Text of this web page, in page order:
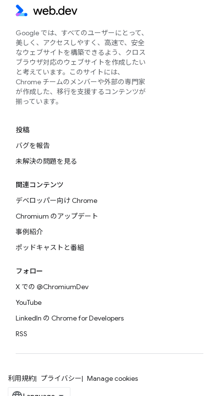
Google では、すべてのユーザーにとって、
美しく、アクセスしやすく、高速で、安全
なウェブサイトを構築できるよう、クロス
ブラウザ対応のウェブサイトを作成したい
と考えています。このサイトには、
Chrome チームのメンバーや外部の専門家
が作成した、移行を支援するコンテンツが
揃っています。
投稿
バグを報告
未解決の問題を見る
関連コンテンツ
デベロッパー向け Chrome
Chromium のアップデート
事例紹介
ポッドキャストと番組
フォロー
X での @ChromiumDev
YouTube
LinkedIn の Chrome for Developers
RSS
利用規約 プライバシー Manage cookies